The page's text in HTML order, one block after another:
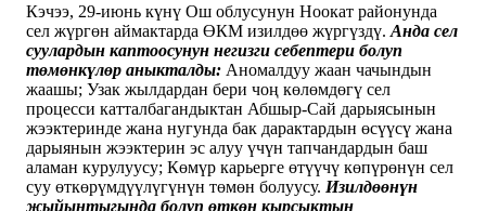
Кэчээ, 29-июнь күнү Ош облусунун Ноокат районунда
сел жүргөн аймактарда ӨКМ изилдөө жүргүздү. Анда сел
суулардын каптоосунун негизги себептери болуп
төмөнкүлөр аныкталды: Аномалдуу жаан чачындын
жаашы; Узак жылдардан бери чоң көлөмдөгү сел
процесси катталбагандыктан Абшыр-Сай дарыясынын
жээктеринде жана нугунда бак дарактардын өсүүсү жана
дарыянын жээктерин эс алуу үчүн тапчандардын баш
аламан курулуусу; Көмүр карьерге өтүүчү көпүрөнүн сел
суу өткөрүмдүүлүгүнүн төмөн болуусу. Изилдөөнүн
жыйынтыгында болуп өткөн кырсыктын